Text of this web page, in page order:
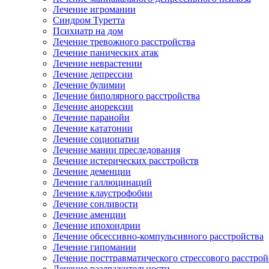
Лечение игромании
Синдром Туретта
Психиатр на дом
Лечение тревожного расстройства
Лечение панических атак
Лечение неврастении
Лечение депрессии
Лечение булимии
Лечение биполярного расстройства
Лечение анорексии
Лечение паранойи
Лечение кататонии
Лечение социопатии
Лечение мании преследования
Лечение истерических расстройств
Лечение деменции
Лечение галлюцинаций
Лечение клаустрофобии
Лечение сонливости
Лечение аменции
Лечение ипохондрии
Лечение обсессивно-компульсивного расстройства
Лечение гипомании
Лечение посттравматического стрессового